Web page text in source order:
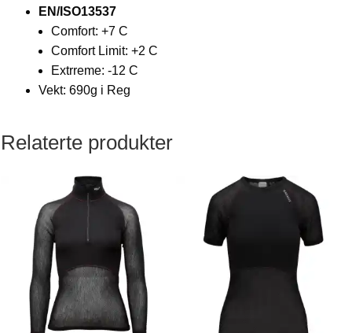
EN/ISO13537
Comfort: +7 C
Comfort Limit: +2 C
Extrreme: -12 C
Vekt: 690g i Reg
Relaterte produkter